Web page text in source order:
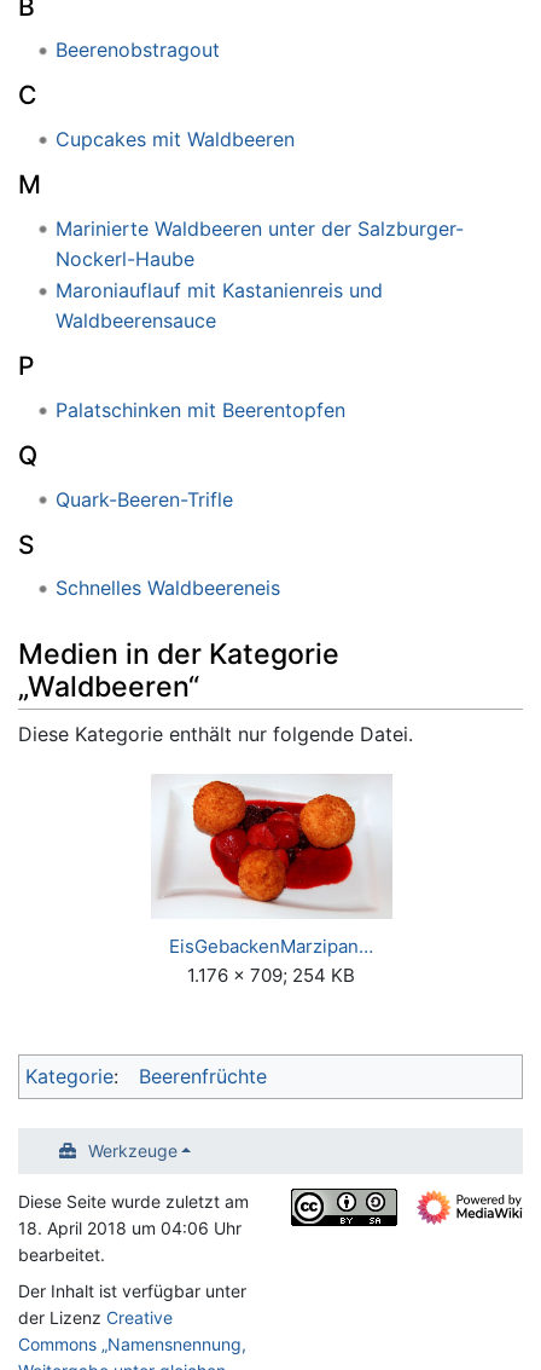
B
Beerenobstragout
C
Cupcakes mit Waldbeeren
M
Marinierte Waldbeeren unter der Salzburger-
Nockerl-Haube
Maroniauflauf mit Kastanienreis und
Waldbeerensauce
P
Palatschinken mit Beerentopfen
Q
Quark-Beeren-Trifle
S
Schnelles Waldbeereneis
Medien in der Kategorie
„Waldbeeren“
Diese Kategorie enthält nur folgende Datei.
EisGebackenMarzipan…
1.176 × 709; 254 KB
Kategorie: Beerenfrüchte
Werkzeuge
Diese Seite wurde zuletzt am
18. April 2018 um 04:06 Uhr
bearbeitet.
Der Inhalt ist verfügbar unter
der Lizenz Creative
Commons „Namensnennung,